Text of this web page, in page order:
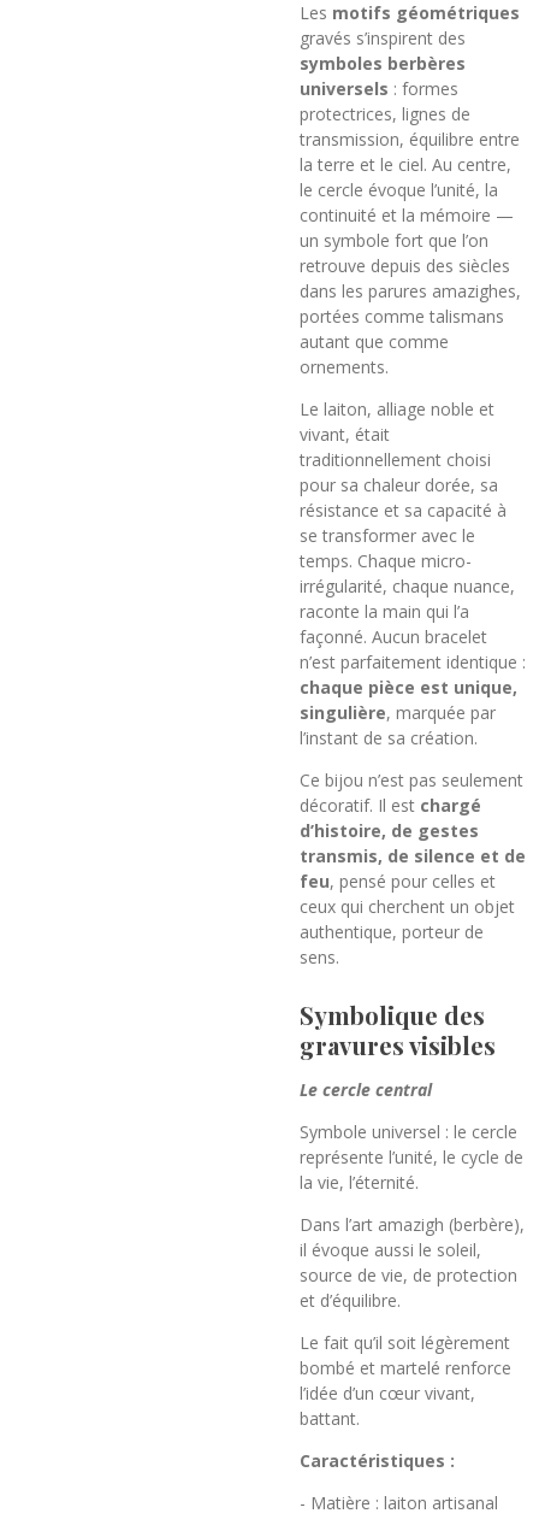
Les motifs géométriques
gravés s’inspirent des
symboles berbères
universels : formes
protectrices, lignes de
transmission, équilibre entre
la terre et le ciel. Au centre,
le cercle évoque l’unité, la
continuité et la mémoire —
un symbole fort que l’on
retrouve depuis des siècles
dans les parures amazighes,
portées comme talismans
autant que comme
ornements.
Le laiton, alliage noble et
vivant, était
traditionnellement choisi
pour sa chaleur dorée, sa
résistance et sa capacité à
se transformer avec le
temps. Chaque micro-
irrégularité, chaque nuance,
raconte la main qui l’a
façonné. Aucun bracelet
n’est parfaitement identique :
chaque pièce est unique,
singulière, marquée par
l’instant de sa création.
Ce bijou n’est pas seulement
décoratif. Il est chargé
d’histoire, de gestes
transmis, de silence et de
feu, pensé pour celles et
ceux qui cherchent un objet
authentique, porteur de
sens.
Symbolique des
gravures visibles
Le cercle central
Symbole universel : le cercle
représente l’unité, le cycle de
la vie, l’éternité.
Dans l’art amazigh (berbère),
il évoque aussi le soleil,
source de vie, de protection
et d’équilibre.
Le fait qu’il soit légèrement
bombé et martelé renforce
l’idée d’un cœur vivant,
battant.
Caractéristiques :
- Matière : laiton artisanal